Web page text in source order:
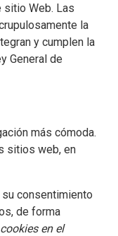
Web. Las
la
y cumplen la
General de
más cómoda.
sitios web, en
su consentimiento
de forma
cookies en el